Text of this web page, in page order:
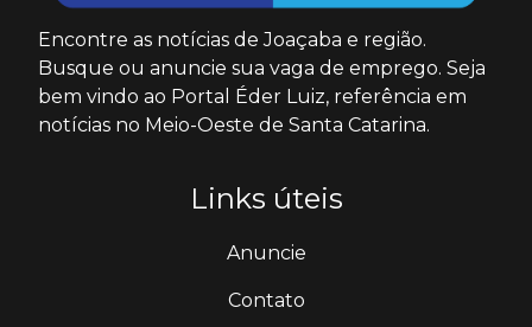
Encontre as notícias de Joaçaba e região.
Busque ou anuncie sua vaga de emprego. Seja
bem vindo ao Portal Éder Luiz, referência em
notícias no Meio-Oeste de Santa Catarina.
Links úteis
Anuncie
Contato